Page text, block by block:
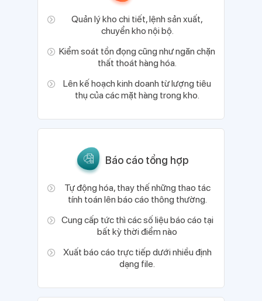
Quản lý kho chi tiết, lệnh sản xuất,
chuyển kho nội bộ.
Kiểm soát tồn đọng cũng như ngăn chặn
thất thoát hàng hóa.
Lên kế hoạch kinh doanh từ lượng tiêu
thụ của các mặt hàng trong kho.
Báo cáo tổng hợp
Tự động hóa, thay thế những thao tác
tính toán lên báo cáo thông thường.
Cung cấp tức thì các số liệu báo cáo tại
bất kỳ thời điểm nào
Xuất báo cáo trực tiếp dưới nhiều định
dạng file.